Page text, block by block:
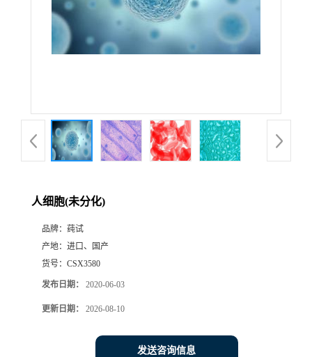
人细胞(未分化)
品牌： 莼试
产地： 进口、国产
货号： CSX3580
发布日期： 2020-06-03
更新日期： 2026-08-10
发送咨询信息